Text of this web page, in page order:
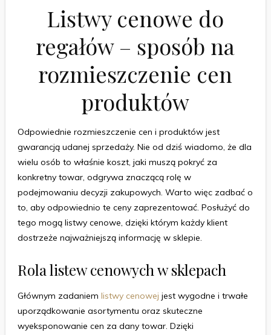
Listwy cenowe do
regałów – sposób na
rozmieszczenie cen
produktów
Odpowiednie rozmieszczenie cen i produktów jest
gwarancją udanej sprzedaży. Nie od dziś wiadomo, że dla
wielu osób to właśnie koszt, jaki muszą pokryć za
konkretny towar, odgrywa znaczącą rolę w
podejmowaniu decyzji zakupowych. Warto więc zadbać o
to, aby odpowiednio te ceny zaprezentować. Posłużyć do
tego mogą listwy cenowe, dzięki którym każdy klient
dostrzeże najważniejszą informację w sklepie.
Rola listew cenowych w sklepach
Głównym zadaniem listwy cenowej jest wygodne i trwałe
uporządkowanie asortymentu oraz skuteczne
wyeksponowanie cen za dany towar. Dzięki